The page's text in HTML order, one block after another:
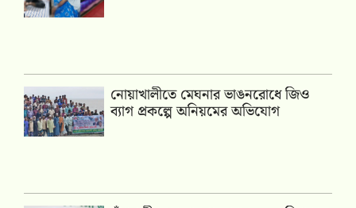
নোয়াখালীতে মেঘনার ভাঙনরোধে জিও
ব্যাগ প্রকল্পে অনিয়মের অভিযোগ